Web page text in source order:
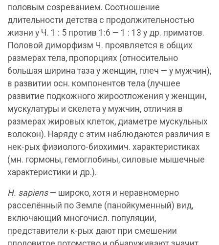
половым созреванием. Соотношение
длительности детства с продолжительностью
жизни у Ч. 1 : 5 против 1:6 — 1 : 13 у др. приматов.
Половой диморфизм Ч. проявляется в общих
размерах тела, пропорциях (относительно
большая ширина таза у женщин, плеч — у мужчин),
в развитии осн. компонентов тела (лучшее
развитие подкожного жироотложения у женщин,
мускулатуры и скелета у мужчин, отличия в
размерах жировых клеток, диаметре мускульных
волокон). Наряду с этим наблюдаются различия в
нек-рых физиолого-биохимич. характеристиках
(мн. гормоны, гемоглобины, силовые мышечные
характеристики и др.).
Н. sapiens— широко, хотя и неравномерно
расселённый по Земле (панойкуменный) вид,
включающий многочисл. популяции,
представители к-рых дают при смешении